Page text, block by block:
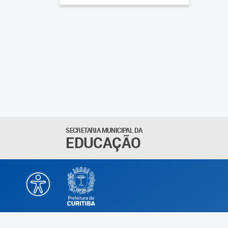
SECRETARIA MUNICIPAL DA
EDUCAÇÃO